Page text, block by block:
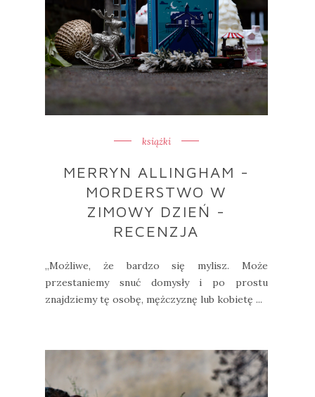
książki
MERRYN ALLINGHAM -
MORDERSTWO W
ZIMOWY DZIEŃ -
RECENZJA
„Możliwe, że bardzo się mylisz. Może
przestaniemy snuć domysły i po prostu
znajdziemy tę osobę, mężczyznę lub kobietę ...